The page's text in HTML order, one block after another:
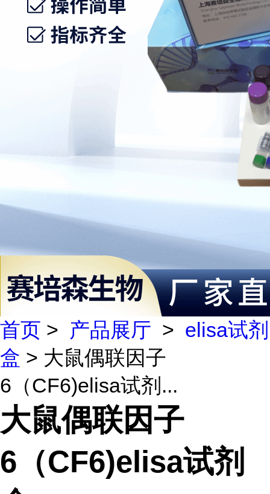
首页 > 产品展厅 > elisa试剂
盒 > 大鼠偶联因子
6（CF6)elisa试剂...
大鼠偶联因子
6（CF6)elisa试剂